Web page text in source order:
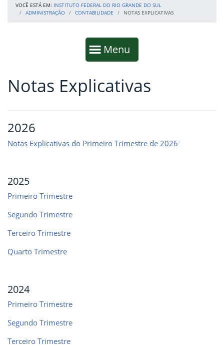
VOCÊ ESTÁ EM: INSTITUTO FEDERAL DO RIO GRANDE DO SUL
ADMINISTRAÇÃO
CONTABILIDADE NOTAS EXPLICATIVAS
Mostrar
Menu
Fim da navegação
Início do conteúdo
Notas Explicativas
2026
Notas Explicativas do Primeiro Trimestre de 2026
2025
Primeiro Trimestre
Segundo Trimestre
Terceiro Trimestre
Quarto Trimestre
2024
Primeiro Trimestre
Segundo Trimestre
Terceiro Trimestre